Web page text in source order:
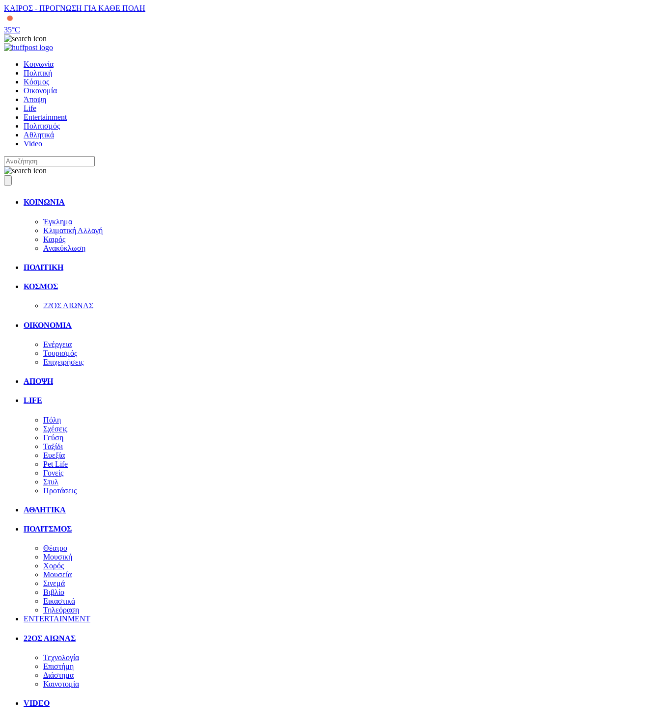
ΚΑΙΡΟΣ - ΠΡΟΓΝΩΣΗ ΓΙΑ ΚΑΘΕ ΠΟΛΗ
35°C
Κοινωνία
Πολιτική
Κόσμος
Οικονομία
Άποψη
Life
Entertainment
Πολιτισμός
Αθλητικά
Video
ΚΟΙΝΩΝΙΑ
Έγκλημα
Κλιματική Αλλαγή
Καιρός
Ανακύκλωση
ΠΟΛΙΤΙΚΗ
ΚΟΣΜΟΣ
22ΟΣ ΑΙΩΝΑΣ
ΟΙΚΟΝΟΜΙΑ
Ενέργεια
Τουρισμός
Επιχειρήσεις
ΑΠΟΨΗ
LIFE
Πόλη
Σχέσεις
Γεύση
Ταξίδι
Ευεξία
Pet Life
Γονείς
Στυλ
Προτάσεις
ΑΘΛΗΤΙΚΑ
ΠΟΛΙΤΣΜΟΣ
Θέατρο
Μουσική
Χορός
Μουσεία
Σινεμά
Βιβλίο
Εικαστικά
Τηλεόραση
ENTERTAINMENT
22ΟΣ ΑΙΩΝΑΣ
Τεχνολογία
Επιστήμη
Διάστημα
Καινοτομία
VIDEO